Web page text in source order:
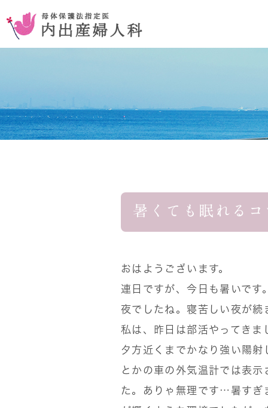
コンセプ
お腹を切らない手術
おりものの異常
暑くても眠れるコ
おはようございます。
連日ですが、今日も暑いで
夜でしたね。寝苦しい夜が
私は、昨日は部活やってきま
夕方近くまでかなり強い陽
とかの車の外気温計では表
た。ありゃ無理です…暑すぎ